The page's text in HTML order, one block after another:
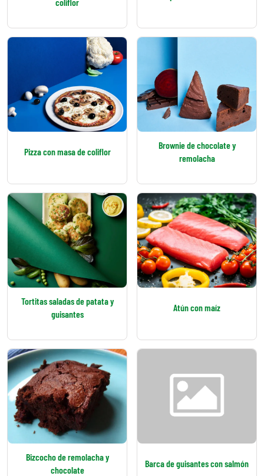
Pizza con masa de coliflor
Brownie de chocolate y
remolacha
Tortitas saladas de patata y
guisantes
Atún con maíz
Bizcocho de remolacha y
chocolate
Barca de guisantes con salmón